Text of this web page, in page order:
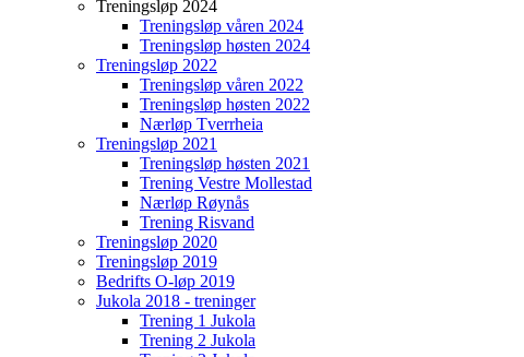
Treningsløp 2024
Treningsløp våren 2024
Treningsløp høsten 2024
Treningsløp 2022
Treningsløp våren 2022
Treningsløp høsten 2022
Nærløp Tverrheia
Treningsløp 2021
Treningsløp høsten 2021
Trening Vestre Mollestad
Nærløp Røynås
Trening Risvand
Treningsløp 2020
Treningsløp 2019
Bedrifts O-løp 2019
Jukola 2018 - treninger
Trening 1 Jukola
Trening 2 Jukola